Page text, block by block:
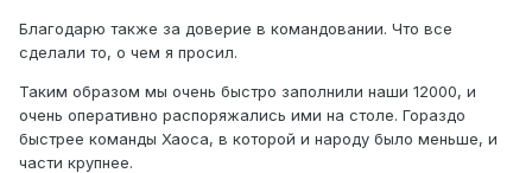
Благодарю также за доверие в командовании. Что все
сделали то, о чем я просил.
Таким образом мы очень быстро заполнили наши 12000, и
очень оперативно распоряжались ими на столе. Гораздо
быстрее команды Хаоса, в которой и народу было меньше, и
части крупнее.